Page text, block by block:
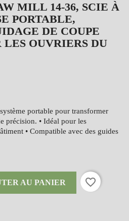
MILL 14-36, SCIE À
PORTABLE,
DE COUPE
OUVRIERS DU
portable pour transformer
précision. • Idéal pour les
• Compatible avec des guides
AU PANIER favorite_border